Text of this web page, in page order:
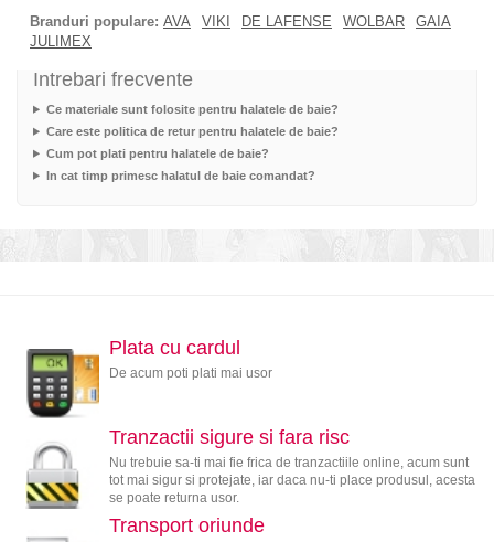
Branduri populare: AVA VIKI DE LAFENSE WOLBAR
GAIA
JULIMEX
Intrebari frecvente
Ce materiale sunt folosite pentru halatele de baie?
Care este politica de retur pentru halatele de baie?
Cum pot plati pentru halatele de baie?
In cat timp primesc halatul de baie comandat?
Plata cu cardul
De acum poti plati mai usor
Tranzactii sigure si fara risc
Nu trebuie sa-ti mai fie frica de tranzactiile online, acum sunt
tot mai sigur si protejate, iar daca nu-ti place produsul, acesta
se poate returna usor.
Transport oriunde